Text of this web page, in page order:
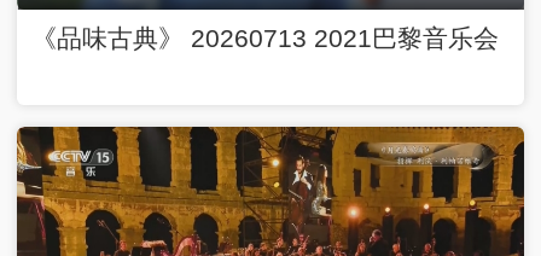
《品味古典》 20260713 2021巴黎音乐会